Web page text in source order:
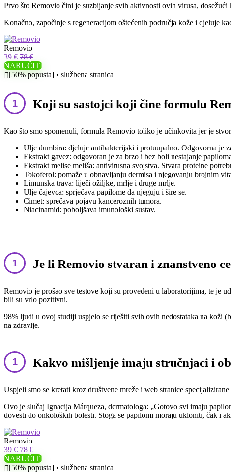
Prvo što Removio čini je suzbijanje svih aktivnosti ovih virusa,
Konačno, započinje s regeneracijom oštećenih područja kože i djeluje
Removio
39 € 78 €
NARUČITI
[50% popusta] • službena stranica
Koji su sastojci koji čine formulu
Kao što smo spomenuli, formula Removio toliko je učinkovita jer je
Ulje đumbira: djeluje antibakterijski i protuupalno. Odgovorna je
Ekstrakt gavez: odgovoran je za brzo i bez boli nestajanje
Ekstrakt melise meliša: antivirusna svojstva. Stvara proteine
Tokoferol: pomaže u obnavljanju dermisa i njegovanju brojnim
Limunska trava: liječi ožiljke, mrlje i druge mrlje.
Ulje čajevca: sprječava papilome da njeguju i šire se.
Cimet: sprečava pojavu kanceroznih tumora.
Niacinamid: poboljšava imunološki sustav.
Je li Removio stvaran i znanstveno
Removio je prošao sve testove koji su provedeni u laboratorijima, te je
bili su vrlo pozitivni.
98% ljudi u ovoj studiji uspjelo se riješiti svih ovih nedostataka na koži
na zdravlje.
Kakvo mišljenje imaju stručnjaci i
Uspjeli smo se kretati kroz društvene mreže i web stranice
Ovo je slučaj Ignacija Márqueza, dermatologa: „Gotovo svi imaju
dovesti do onkoloških bolesti. Stoga se papilomi moraju ukloniti, čak i
Removio
39 € 78 €
NARUČITI
[50% popusta] • službena stranica